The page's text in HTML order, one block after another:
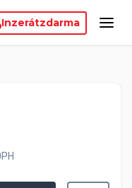
Inzerátzdarma